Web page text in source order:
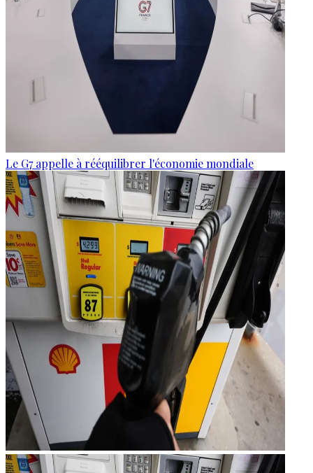
Le G7 appelle à rééquilibrer l'économie mondiale